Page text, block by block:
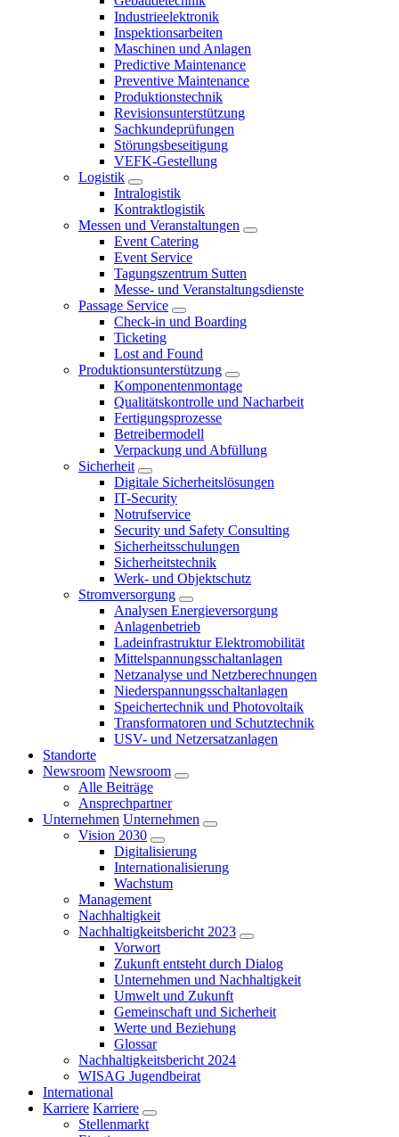
Industrieelektronik
Inspektionsarbeiten
Maschinen und Anlagen
Predictive Maintenance
Preventive Maintenance
Produktionstechnik
Revisionsunterstützung
Sachkundeprüfungen
Störungsbeseitigung
VEFK-Gestellung
Logistik
Intralogistik
Kontraktlogistik
Messen und Veranstaltungen
Event Catering
Event Service
Tagungszentrum Sutten
Messe- und Veranstaltungsdienste
Passage Service
Check-in und Boarding
Ticketing
Lost and Found
Produktionsunterstützung
Komponentenmontage
Qualitätskontrolle und Nacharbeit
Fertigungsprozesse
Betreibermodell
Verpackung und Abfüllung
Sicherheit
Digitale Sicherheitslösungen
IT-Security
Notrufservice
Security und Safety Consulting
Sicherheitsschulungen
Sicherheitstechnik
Werk- und Objektschutz
Stromversorgung
Analysen Energieversorgung
Anlagenbetrieb
Ladeinfrastruktur Elektromobilität
Mittelspannungsschaltanlagen
Netzanalyse und Netzberechnungen
Niederspannungsschaltanlagen
Speichertechnik und Photovoltaik
Transformatoren und Schutztechnik
USV- und Netzersatzanlagen
Standorte
Newsroom Newsroom
Alle Beiträge
Ansprechpartner
Unternehmen Unternehmen
Vision 2030
Digitalisierung
Internationalisierung
Wachstum
Management
Nachhaltigkeit
Nachhaltigkeitsbericht 2023
Vorwort
Zukunft entsteht durch Dialog
Unternehmen und Nachhaltigkeit
Umwelt und Zukunft
Gemeinschaft und Sicherheit
Werte und Beziehung
Glossar
Nachhaltigkeitsbericht 2024
WISAG Jugendbeirat
International
Karriere Karriere
Stellenmarkt